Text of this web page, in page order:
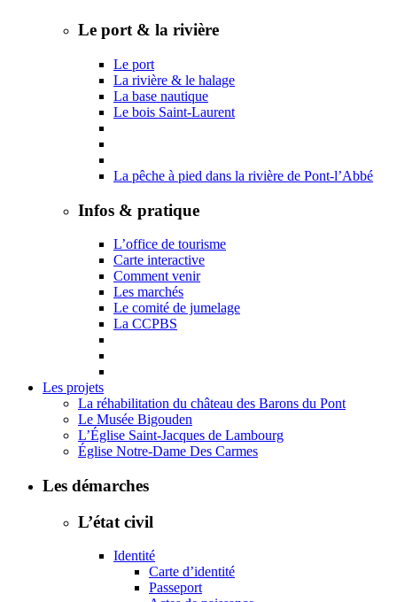
Le port & la rivière
Le port
La rivière & le halage
La base nautique
Le bois Saint-Laurent
La pêche à pied dans la rivière de Pont-l’Abbé
Infos & pratique
L’office de tourisme
Carte interactive
Comment venir
Les marchés
Le comité de jumelage
La CCPBS
Les projets
La réhabilitation du château des Barons du Pont
Le Musée Bigouden
L’Église Saint-Jacques de Lambourg
Église Notre-Dame Des Carmes
Les démarches
L’état civil
Identité
Carte d’identité
Passeport